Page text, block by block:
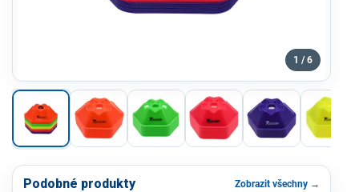
1 / 6
Podobné produkty Zobrazit všechny →